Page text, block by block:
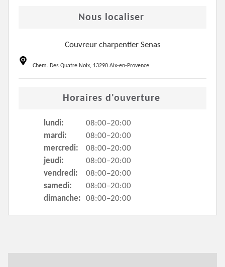
Nous localiser
Couvreur charpentier Senas
Chem. Des Quatre Noix, 13290 Aix-en-Provence
Horaires d'ouverture
lundi:
08:00–20:00
mardi:
08:00–20:00
mercredi:
08:00–20:00
jeudi:
08:00–20:00
vendredi:
08:00–20:00
samedi:
08:00–20:00
dimanche:
08:00–20:00